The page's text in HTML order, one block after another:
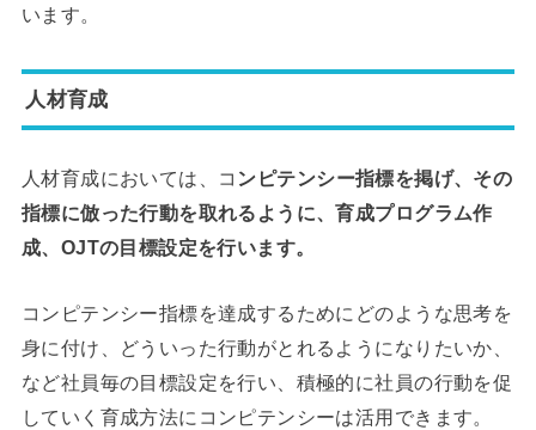
います。
人材育成
人材育成においては、コ ンピテンシー指標を掲げ、その
指標に倣った行動を取れるように、育成プログラム作
成、OJTの目標設定を行います。
コンピテンシー指標を達成するためにどのような思考を
身に付け、どういった行動がとれるようになりたいか、
など社員毎の目標設定を行い、積極的に社員の行動を促
していく育成方法にコンピテンシーは活用できます。